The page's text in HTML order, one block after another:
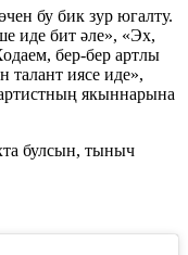
бу бик зур югалту.
иде бит әле», «Эх,
бер-бер артлы
талант иясе иде»,
якыннарына
булсын, тыныч